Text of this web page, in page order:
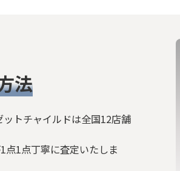
法
トチャイルドは全国12店舗
点1点丁寧に査定いたしま